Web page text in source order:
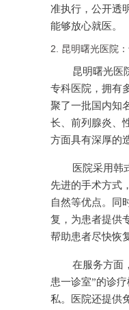
准执行，公开透
能够放心就医。
2. 昆明曙光医院
昆明曙光医
专科医院，拥有
聚了一批国内知
长、前列腺炎、
方面具有深厚的
医院采用韩
先进的手术方式
自然等优点。同
复，为患者提供
帮助患者尽快恢
在服务方面
患一诊室”的诊
私。医院还提供